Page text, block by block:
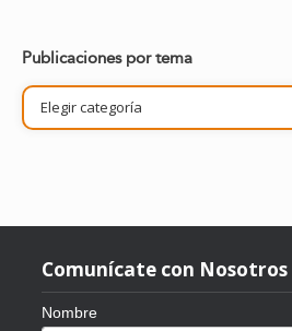
Publicaciones por tema
Publicaciones
por
tema
Comunícate con Nosotros
Nombre